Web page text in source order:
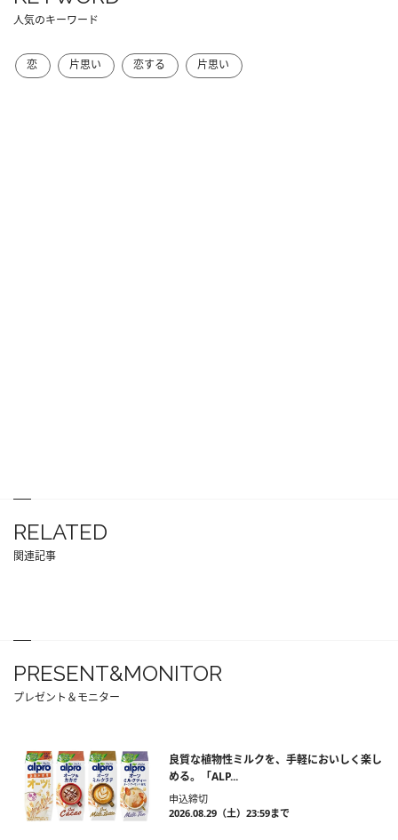
人気のキーワード
恋 片思い 恋する 片思い
RELATED
関連記事
PRESENT&MONITOR
プレゼント＆モニター
良質な植物性ミルクを、手軽においしく楽し
める。「ALP...
申込締切
2026.08.29（土）23:59まで